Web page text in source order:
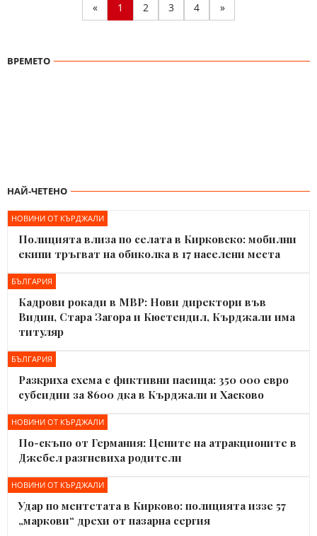
« 1 2 3 4 »
ВРЕМЕТО
НАЙ-ЧЕТЕНО
НОВИНИ ОТ КЪРДЖАЛИ
Полицията влиза по селата в Кирковско: мобилни
екипи тръгват на обиколка в 17 населени места
БЪЛГАРИЯ
Кадрови рокади в МВР: Нови директори във
Видин, Стара Загора и Кюстендил, Кърджали има
титуляр
БЪЛГАРИЯ
Разкриха схема с фиктивни пасища: 350 000 евро
субсидии за 8600 дка в Кърджали и Хасково
НОВИНИ ОТ КЪРДЖАЛИ
По-скъпо от Германия: Цените на атракционите в
Джебел разгневиха родители
НОВИНИ ОТ КЪРДЖАЛИ
Удар по ментетата в Кирково: полицията иззе 57
„маркови“ дрехи от пазарна сергия